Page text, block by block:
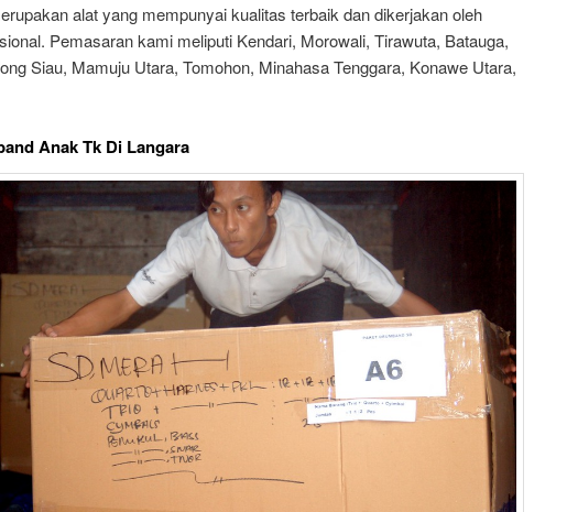
alat yang mempunyai kualitas terbaik dan dikerjakan oleh
Pemasaran kami meliputi Kendari, Morowali, Tirawuta, Batauga,
Siau, Mamuju Utara, Tomohon, Minahasa Tenggara, Konawe Utara,
Anak Tk Di Langara